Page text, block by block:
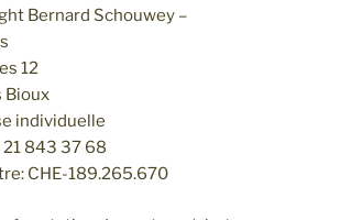
Bernard Schouwey –
12
Bioux
individuelle
21 843 37 68
CHE-189.265.670